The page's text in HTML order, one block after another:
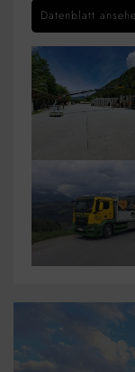
Datenblatt